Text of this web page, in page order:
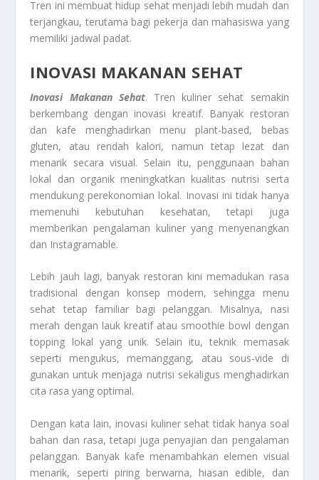
Tren ini membuat hidup sehat menjadi lebih mudah dan
terjangkau, terutama bagi pekerja dan mahasiswa yang
memiliki jadwal padat.
INOVASI MAKANAN SEHAT
Inovasi Makanan Sehat. Tren kuliner sehat semakin
berkembang dengan inovasi kreatif. Banyak restoran
dan kafe menghadirkan menu plant-based, bebas
gluten, atau rendah kalori, namun tetap lezat dan
menarik secara visual. Selain itu, penggunaan bahan
lokal dan organik meningkatkan kualitas nutrisi serta
mendukung perekonomian lokal. Inovasi ini tidak hanya
memenuhi kebutuhan kesehatan, tetapi juga
memberikan pengalaman kuliner yang menyenangkan
dan Instagramable.
Lebih jauh lagi, banyak restoran kini memadukan rasa
tradisional dengan konsep modern, sehingga menu
sehat tetap familiar bagi pelanggan. Misalnya, nasi
merah dengan lauk kreatif atau smoothie bowl dengan
topping lokal yang unik. Selain itu, teknik memasak
seperti mengukus, memanggang, atau sous-vide di
gunakan untuk menjaga nutrisi sekaligus menghadirkan
cita rasa yang optimal.
Dengan kata lain, inovasi kuliner sehat tidak hanya soal
bahan dan rasa, tetapi juga penyajian dan pengalaman
pelanggan. Banyak kafe menambahkan elemen visual
menarik, seperti piring berwarna, hiasan edible, dan